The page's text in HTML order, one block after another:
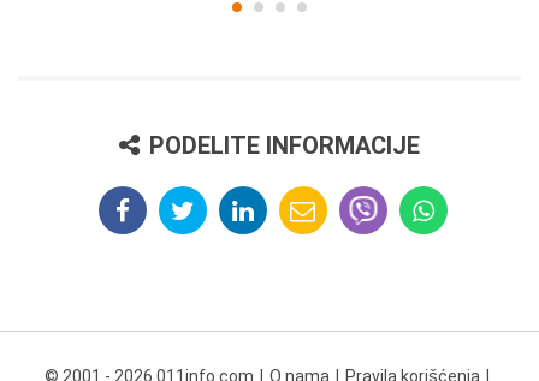
PODELITE INFORMACIJE
© 2001 - 2026 011info.com O nama Pravila korišćenja